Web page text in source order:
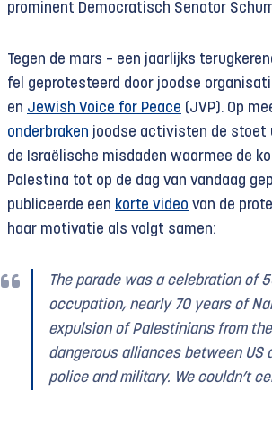
prominent Democratisch Senator
Tegen de mars – een jaarlijks
fel geprotesteerd door joodse
en Jewish Voice for Peace (JVP). Op
onderbraken joodse activisten de stoet
de Israëlische misdaden waarmee de
Palestina tot op de dag van vandaag
publiceerde een korte video van de
haar motivatie als volgt samen:
The parade was a celebration of
occupation, nearly 70 years of
expulsion of Palestinians from
dangerous alliances between US
police and military. We couldn’t